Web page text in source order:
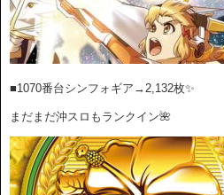
■1070番台シンフォギア→2,132枚✨
まだまだ沖スロもランクイン🌺